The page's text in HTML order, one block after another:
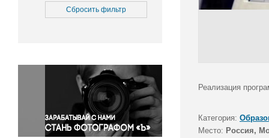
Медицина
Окружающая среда
Политика
Правосудие
Происшествия и конфликты
Религия
Сбросить фильтр
Реализация
Категория:
Место: Россия,